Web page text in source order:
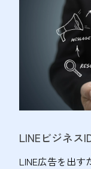
LINEビジネス
LINE広告を出す